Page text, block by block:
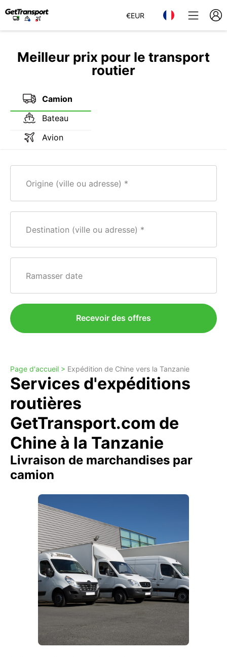
€EUR
Meilleur prix pour le transport
routier
Camion
Bateau
Avion
Origine (ville ou adresse)
Destination (ville ou adresse)
Ramasser date
Recevoir des offres
Page d'accueil > Expédition de Chine vers la Tanzanie
Services d'expéditions
routières
GetTransport.com de
Chine à la Tanzanie
Livraison de marchandises par
camion